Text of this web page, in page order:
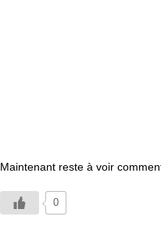
Maintenant reste à voir
0